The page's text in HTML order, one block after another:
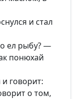
и стал
ел рыбу? —
понюхай
говорит:
о том,